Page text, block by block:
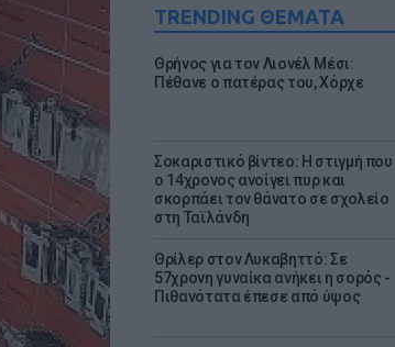
TRENDING ΘΕΜΑΤΑ
Θρήνος για τον Λιονέλ Μέσι:
Πέθανε ο πατέρας του, Χόρχε
Σοκαριστικό βίντεο: Η στιγμή που
ο 14χρονος ανοίγει πυρ και
σκορπάει τον θάνατο σε σχολείο
στη Ταϊλάνδη
Θρίλερ στον Λυκαβηττό: Σε
57χρονη γυναίκα ανήκει η σορός -
Πιθανότατα έπεσε από ύψος